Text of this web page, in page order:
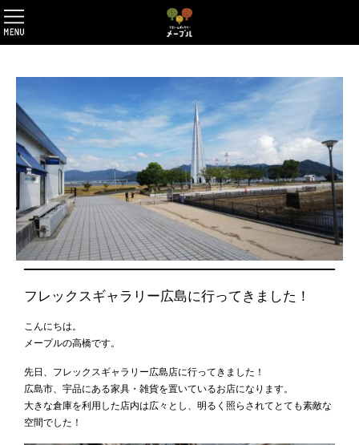
フレックスギャラリー広島に行ってきました！
こんにちは。
メープルの高橋です。
先日、フレックスギャラリー広島店に行ってきました！
広島市、宇品にある家具・雑貨を置いているお店になります。
大きな倉庫を利用した店内は広々とし、明るく照らされてとても素敵な
空間でした！